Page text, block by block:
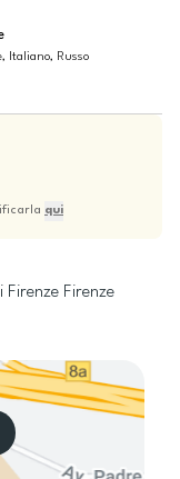
Italiano, Russo
qui
Firenze Firenze